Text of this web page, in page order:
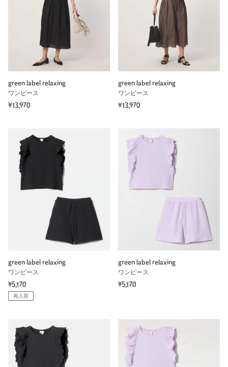
green label relaxing
ワンピース
¥13,970
green label relaxing
ワンピース
¥13,970
green label relaxing
ワンピース
¥5,170
再入荷
green label relaxing
ワンピース
¥5,170